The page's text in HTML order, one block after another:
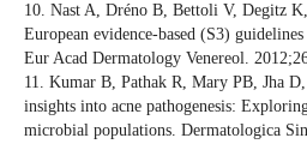
10. Nast A, Dréno B, Bettoli V, Degitz
European evidence-based (S3)
Eur Acad Dermatology Venereol.
11. Kumar B, Pathak R, Mary PB, Jha
insights into acne pathogenesis:
microbial populations. Dermatologica